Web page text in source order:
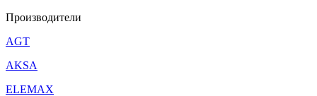
Производители
AGT
AKSA
ELEMAX